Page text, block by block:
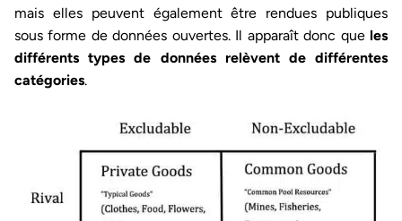
mais elles peuvent également être rendues publiques
sous forme de données ouvertes. Il apparaît donc que les
différents types de données relèvent de différentes
catégories.